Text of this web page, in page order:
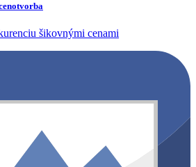
šikovnými cenami